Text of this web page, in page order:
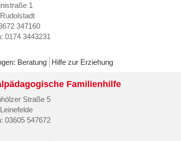
1
347160
0174 3443231
Beratung Hilfe zur Erziehung
Familienhilfe
Straße 5
03605 547672